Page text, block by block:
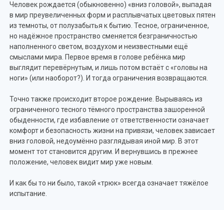
Человек рождается (обыкновенно) «вниз головой», выпадая
в мир преувеличенных форм и расплывчатых цветовых пятен
из темноты, от полузабытья к бытию. Тесное, ограниченное,
но надёжное пространство сменяется безграничностью
наполненного светом, воздухом и неизвестными ещё
смыслами мира. Первое время в голове ребёнка мир
выглядит перевёрнутым, и лишь потом встаёт с «головы на
ноги» (или наоборот?). И тогда ограничения возвращаются.
Точно также происходит второе рождение. Вырываясь из
ограниченного тесного тёмного пространства зашоренной
обыденности, где избавление от ответственности означает
комфорт и безопасность жизни на привязи, человек зависает
вниз головой, недоумённо разглядывая иной мир. В этот
момент тот становится другим. И вернувшись в прежнее
положение, человек видит мир уже новым.
И как бы то ни было, такой «трюк» всегда означает тяжёлое
испытание.